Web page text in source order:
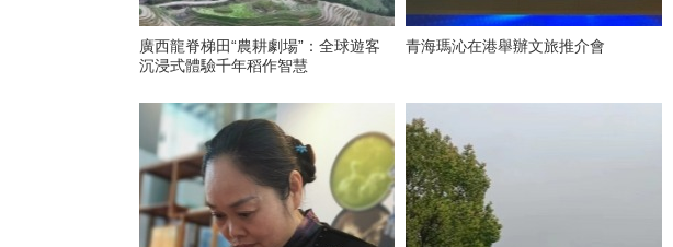
廣西龍脊梯田“農耕劇場”：全球遊客
沉浸式體驗千年稻作智慧
青海瑪沁在港舉辦文旅推介會